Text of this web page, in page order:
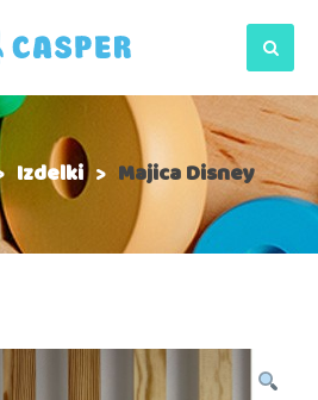
Izdelki > Majica Disney